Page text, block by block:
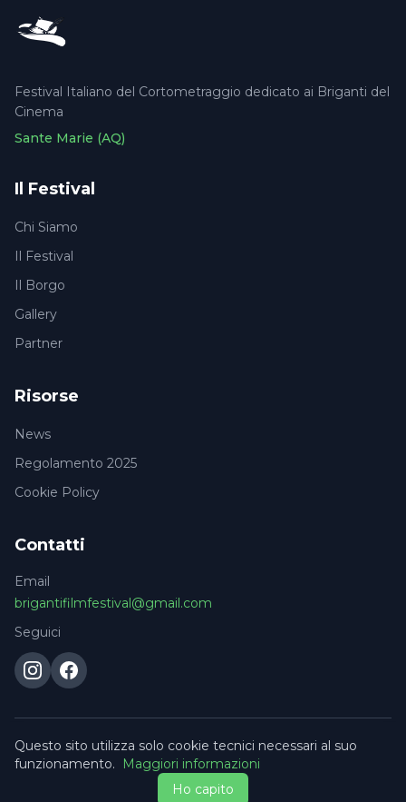
Festival Italiano del Cortometraggio dedicato ai Briganti del
Cinema
Sante Marie (AQ)
Il Festival
Chi Siamo
Il Festival
Il Borgo
Gallery
Partner
Risorse
News
Regolamento 2025
Cookie Policy
Contatti
Email
brigantifilmfestival@gmail.com
Seguici
© 2026 Briganti Film Festival. Tutti i diritti riservati.
Privacy & CookiesContattaci
Questo sito utilizza solo cookie tecnici necessari al suo
funzionamento.
Maggiori informazioni
Ho capito